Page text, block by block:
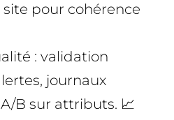
pour cohérence
: validation
journaux
B sur attributs. 📈